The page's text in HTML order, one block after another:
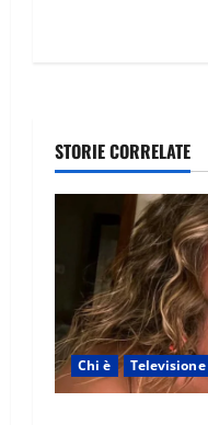
STORIE CORRELATE
Chi è Televisione